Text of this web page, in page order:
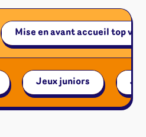
AutresMise en avant accueil top
Jeux juniors